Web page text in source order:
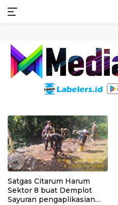
Skip
content
«
Satgas Citarum Harum
Sektor 8 buat Demplot
Sayuran pengaplikasian